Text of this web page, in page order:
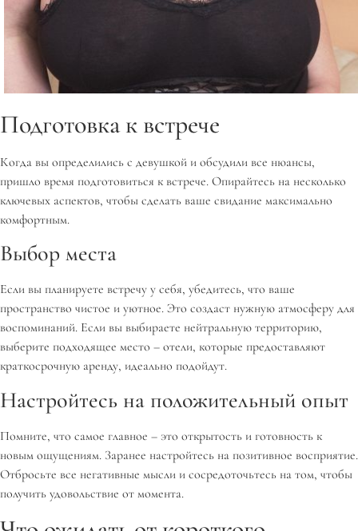
Подготовка к встрече
Когда вы определились с девушкой и обсудили все нюансы,
пришло время подготовиться к встрече. Опирайтесь на несколько
ключевых аспектов, чтобы сделать ваше свидание максимально
комфортным.
Выбор места
Если вы планируете встречу у себя, убедитесь, что ваше
пространство чистое и уютное. Это создаст нужную атмосферу для
воспоминаний. Если вы выбираете нейтральную территорию,
выберите подходящее место – отели, которые предоставляют
краткосрочную аренду, идеально подойдут.
Настройтесь на положительный опыт
Помните, что самое главное – это открытость и готовность к
новым ощущениям. Заранее настройтесь на позитивное восприятие.
Отбросьте все негативные мысли и сосредоточьтесь на том, чтобы
получить удовольствие от момента.